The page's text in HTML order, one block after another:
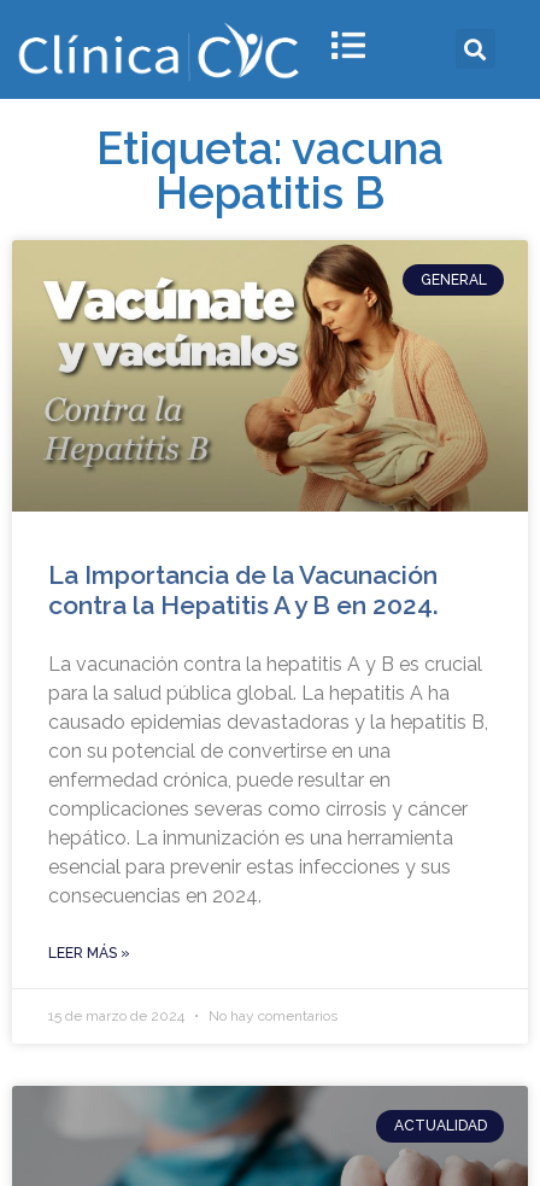
Etiqueta: vacuna
Hepatitis B
GENERAL
La Importancia de la Vacunación
contra la Hepatitis A y B en 2024.
La vacunación contra la hepatitis A y B es crucial
para la salud pública global. La hepatitis A ha
causado epidemias devastadoras y la hepatitis B,
con su potencial de convertirse en una
enfermedad crónica, puede resultar en
complicaciones severas como cirrosis y cáncer
hepático. La inmunización es una herramienta
esencial para prevenir estas infecciones y sus
consecuencias en 2024.
LEER MÁS »
15 de marzo de 2024 No hay comentarios
ACTUALIDAD